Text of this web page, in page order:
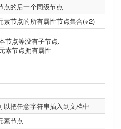
点的后一个同级节点
素节点的所有属性节点集合(※2)
节点等没有子节点.
素节点拥有属性
以把任意字符串插入到文档中
素节点